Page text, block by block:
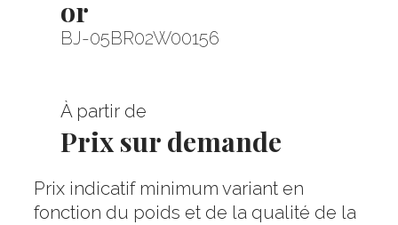
or
BJ-05BR02W00156
À partir de
Prix sur demande
Prix indicatif minimum variant en
fonction du poids et de la qualité de la